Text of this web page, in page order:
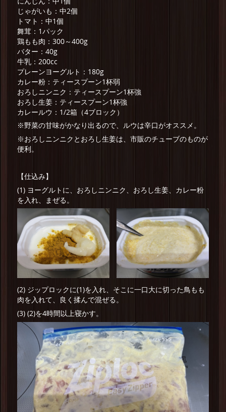
じゃがいも：中2個
トマト：中1個
舞茸：1パック
鶏もも肉：300～400g
バター：40g
牛乳：200cc
プレーンヨーグルト：180g
カレー粉：ティースプーン1杯弱
おろしニンニク：ティースプーン1杯強
おろし生姜：ティースプーン1杯強
カレールウ：1/2箱（4ブロック）
※野菜の甘味がかなり出るので、ルウは辛口がオススメ。
※おろしニンニクとおろし生姜は、市販のチューブのものが
便利。
【仕込み】
(1) ヨーグルトに、おろしニンニク、おろし生姜、カレー粉
を入れ、まぜる。
(2) ジップロックに(1)を入れ、そこに一口大に切った鳥もも
肉を入れて、良く揉んで混ぜる。
(3) (2)を4時間以上寝かす。